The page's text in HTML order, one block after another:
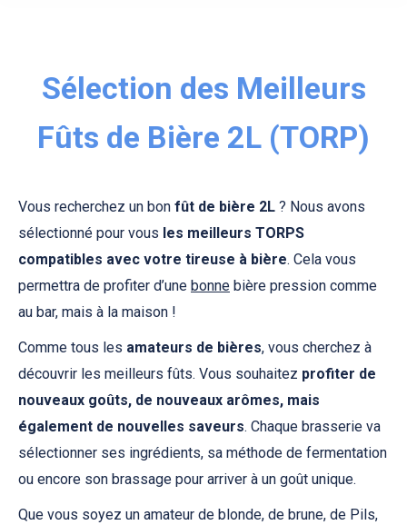
Sélection des Meilleurs
Fûts de Bière 2L (TORP)
Vous recherchez un bon fût de bière 2L ? Nous avons
sélectionné pour vous les meilleurs TORPS
compatibles avec votre tireuse à bière. Cela vous
permettra de profiter d’une bonne bière pression comme
au bar, mais à la maison !
Comme tous les amateurs de bières, vous cherchez à
découvrir les meilleurs fûts. Vous souhaitez profiter de
nouveaux goûts, de nouveaux arômes, mais
également de nouvelles saveurs. Chaque brasserie va
sélectionner ses ingrédients, sa méthode de fermentation
ou encore son brassage pour arriver à un goût unique.
Que vous soyez un amateur de blonde, de brune, de Pils,